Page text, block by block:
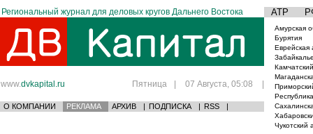
Региональный журнал для деловых кругов Дальнего Востока АТР
www.dvkapital.ru Пятница | 07 Августа, 05:08 |
О КОМПАНИИ РЕКЛАМА АРХИВ | ПОДПИСКА | RSS |
Амурская
Бурятия
Еврейская
Чукотский